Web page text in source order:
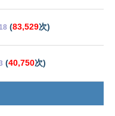
(83,529次)
(40,750次)